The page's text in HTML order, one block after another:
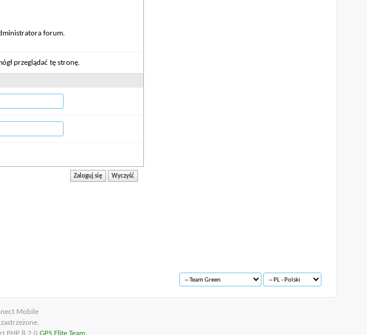
forum.
przeglądać tę stronę.
Mobile